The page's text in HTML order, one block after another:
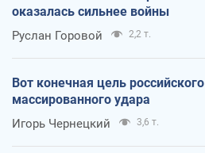
оказалась сильнее войны
Руслан Горовой 2,2 т.
Вот конечная цель российского
массированного удара
Игорь Чернецкий 3,6 т.